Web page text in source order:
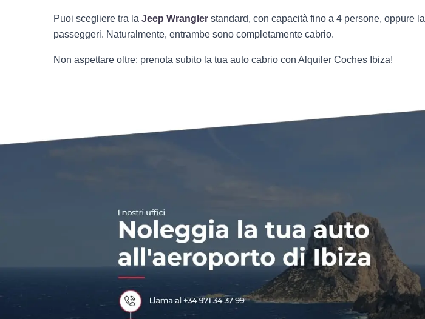
Puoi scegliere tra la Jeep Wrangler standard, con capacità fino a 4 persone, oppure la
passeggeri. Naturalmente, entrambe sono completamente cabrio.
Non aspettare oltre: prenota subito la tua auto cabrio con Alquiler Coches Ibiza!